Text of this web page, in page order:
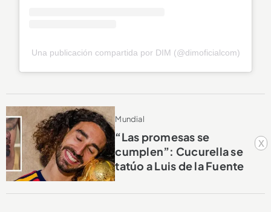
x
Una publicación compartida por DIM (@dimoficialcom)
Mundial
“Las promesas se
cumplen”: Cucurella se
tatúo a Luis de la Fuente